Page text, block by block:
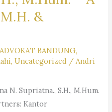
&
ADVOKAT BANDUNG,
,Uncategorized / Andri
N. Supriatna., S.H., M.Hum.
Kantor